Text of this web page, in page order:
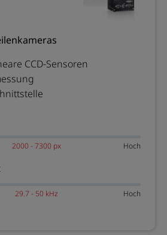
CCD-Sensoren
2000 - 7300 px Hoch
29.7 - 50 kHz Hoch